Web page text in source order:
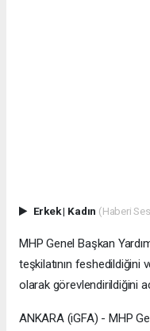
Erkek| Kadın (Haberi
MHP Genel Başkan
teşkilatının feshedildiğini
olarak görevlendirildiğini
ANKARA (iGFA) - MHP